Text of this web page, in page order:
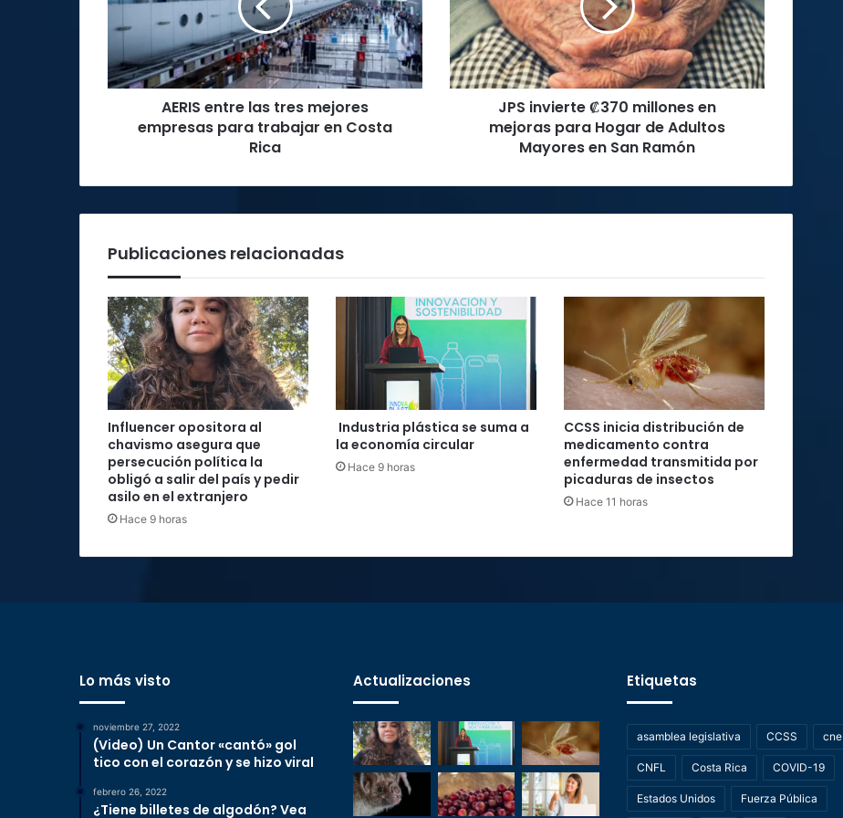
mejores
empresas
para
trabajar
en
AERIS entre las tres mejores
empresas para trabajar en Costa
Rica
en
mejoras
para
Hogar
de
Mayores
Ramón
JPS invierte ₡370 millones en
mejoras para Hogar de Adultos
Mayores en San Ramón
Publicaciones relacionadas
Influencer opositora al
chavismo asegura que
persecución política la
obligó a salir del país y pedir
asilo en el extranjero
Hace 9 horas
Industria plástica se suma a
la economía circular
Hace 9 horas
CCSS inicia distribución de
medicamento contra
enfermedad transmitida por
picaduras de insectos
Hace 11 horas
Lo más visto
noviembre 27, 2022
(Video) Un Cantor «cantó» gol
tico con el corazón y se hizo viral
febrero 26, 2022
¿Tiene billetes de algodón? Vea
Actualizaciones Etiquetas
asamblea legislativa CCSS cne
CNFL Costa Rica COVID-19
Estados Unidos Fuerza Pública